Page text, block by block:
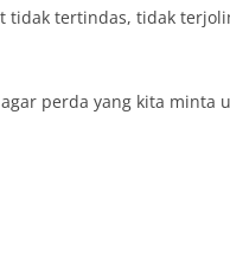
tidak tertindas, tidak
perda yang kita minta